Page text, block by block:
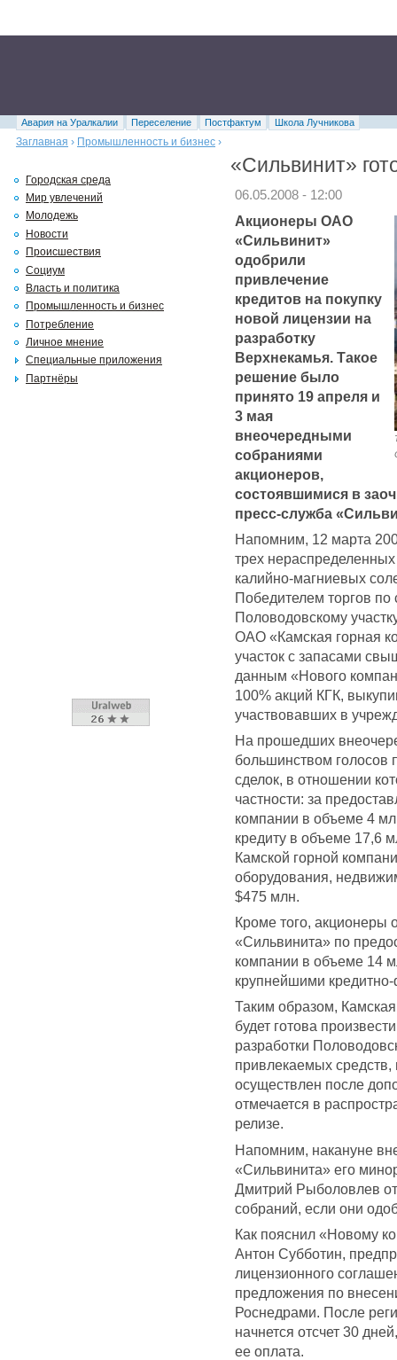
Авария на Уралкалии Переселение Постфактум
Школа Лучникова
Заглавная › Промышленность и бизнес ›
«Сильвинит»
06.05.2008 - 12:00
Акционеры ОАО
«Сильвинит»
одобрили
привлечение
кредитов на покупку
новой лицензии на
разработку
Верхнекамья. Такое
решение было
принято 19 апреля и
3 мая
внеочередными
собраниями
акционеров,
состоявшимися в
пресс-служба
Напомним, 12 марта
трех
калийно-магниевых
Победителем торгов
Половодовскому
ОАО «Камская горная
участок с запасами
данным «Нового
100% акций КГК,
участвовавших в
На прошедших
большинством голосов
сделок, в отношении
частности: за
компании в объеме 4
кредиту в объеме 17,6
Камской горной
оборудования,
$475 млн.
Кроме того, акционеры
«Сильвинита» по
компании в объеме 14
крупнейшими
Таким образом,
будет готова
разработки
привлекаемых средств,
осуществлен после
отмечается в
релизе.
Напомним, накануне
«Сильвинита» его
Дмитрий Рыболовлев
собраний, если они
Как пояснил «Новому
Антон Субботин,
лицензионного
предложения по
Роснедрами. После
начнется отсчет 30
ее оплата.
Городская среда
Мир увлечений
Молодежь
Новости
Происшествия
Социум
Власть и политика
Промышленность и бизнес
Потребление
Личное мнение
Специальные приложения
Партнёры